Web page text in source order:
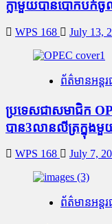
ក្លាមួយបានបោកបក់
WPS 168 July 13,
ព័ត៌មានអន្តរ
ប្រទេសជាសមាជិក
បាន3លានលីត្រក្នុងមួយ
WPS 168 July 7,
ព័ត៌មានអន្តរ